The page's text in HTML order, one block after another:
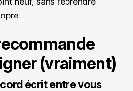
(vraiment)
écrit entre vous